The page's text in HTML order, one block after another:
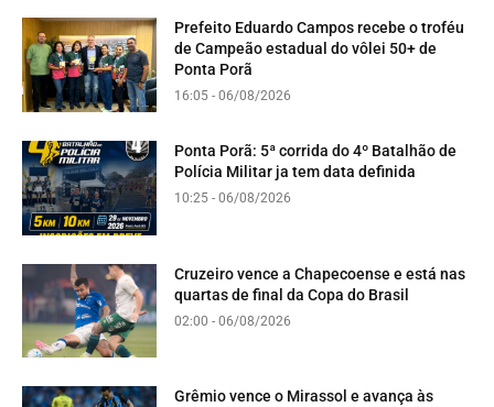
Prefeito Eduardo Campos recebe o troféu
de Campeão estadual do vôlei 50+ de
Ponta Porã
16:05 - 06/08/2026
Ponta Porã: 5ª corrida do 4º Batalhão de
Polícia Militar ja tem data definida
10:25 - 06/08/2026
Cruzeiro vence a Chapecoense e está nas
quartas de final da Copa do Brasil
02:00 - 06/08/2026
Grêmio vence o Mirassol e avança às